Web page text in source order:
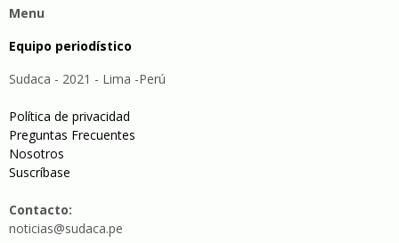
Menu
Equipo periodístico
Sudaca - 2021 - Lima -Perú
Política de privacidad
Preguntas Frecuentes
Nosotros
Suscríbase
Contacto:
noticias@sudaca.pe